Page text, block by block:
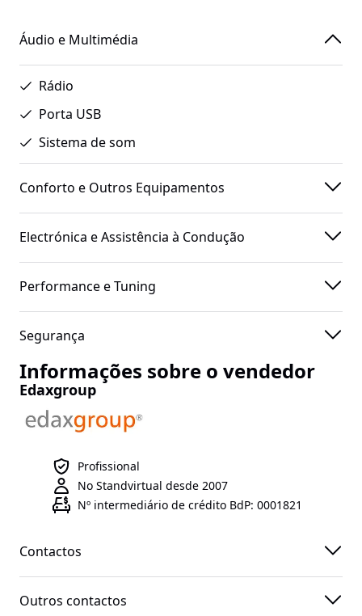
Áudio e Multimédia
Rádio
Porta USB
Sistema de som
Conforto e Outros Equipamentos
Electrónica e Assistência à Condução
Performance e Tuning
Segurança
Informações sobre o vendedor
Edaxgroup
Profissional
No Standvirtual desde 2007
Nº intermediário de crédito BdP: 0001821
Contactos
Outros contactos